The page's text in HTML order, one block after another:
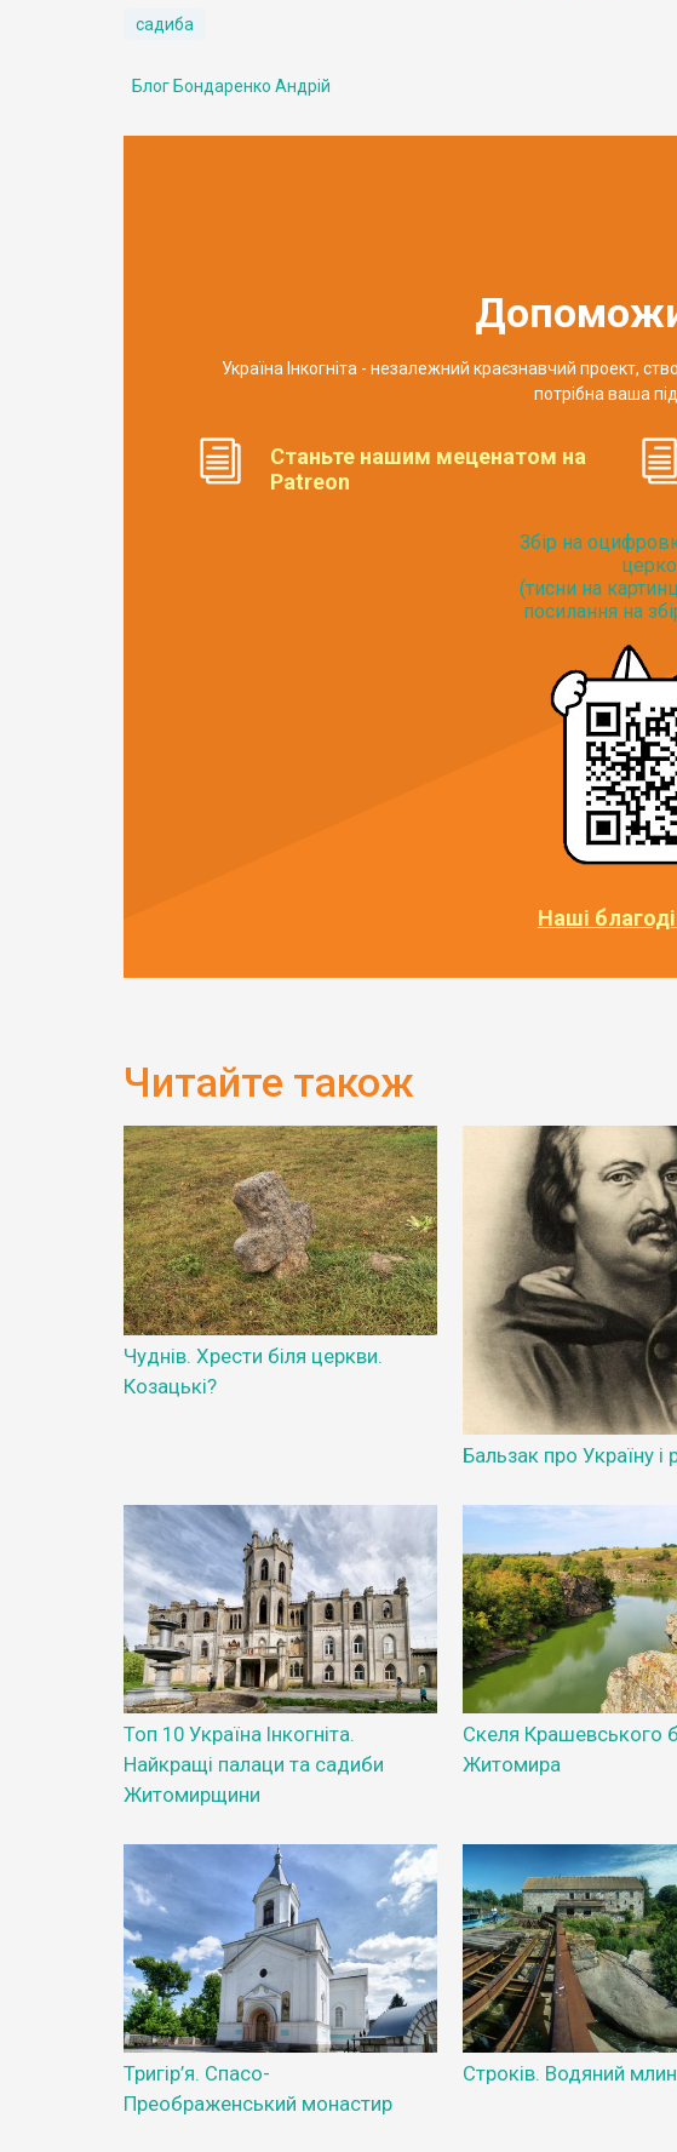
садиба
Блог Бондаренко Андрій
Україна Інкогніта - незалежний краєзнавчий проект,
потрібна ваша
Станьте нашим меценатом на
Patreon
Збір на
(тисни на
посилання на
Наші
Читайте також
Чуднів. Хрести біля церкви.
Козацькі?
Бальзак про Україну і
Топ 10 Україна Інкогніта.
Найкращі палаци та садиби
Житомирщини
Скеля Крашевського
Житомира
Тригір’я. Спасо-
Преображенський монастир
Строків. Водяний млин